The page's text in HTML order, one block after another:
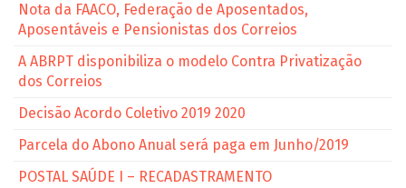
Nota da FAACO, Federação de Aposentados,
Aposentáveis e Pensionistas dos Correios
A ABRPT disponibiliza o modelo Contra Privatização
dos Correios
Decisão Acordo Coletivo 2019 2020
Parcela do Abono Anual será paga em Junho/2019
POSTAL SAÚDE I – RECADASTRAMENTO